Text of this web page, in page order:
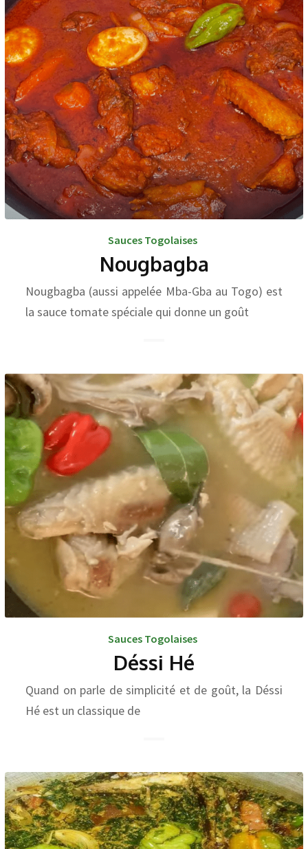
Sauces Togolaises
Nougbagba
Nougbagba (aussi appelée Mba-Gba au Togo) est
la sauce tomate spéciale qui donne un goût
Sauces Togolaises
Déssi Hé
Quand on parle de simplicité et de goût, la Déssi
Hé est un classique de